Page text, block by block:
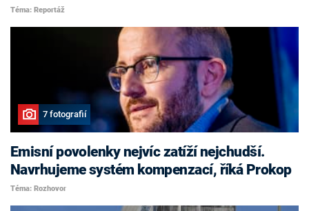
Téma: Reportáž
7 fotografií
Emisní povolenky nejvíc zatíží nejchudší.
Navrhujeme systém kompenzací, říká Prokop
Téma: Rozhovor